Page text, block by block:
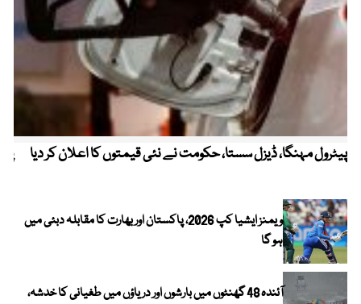
پیٹرول مہنگا، ڈیزل سستا، حکومت نے نئی قیمتوں کا اعلان کر دیا
ویمنز ایشیا کپ 2026، پاکستان اور بھارت کا مقابلہ دبئی میں
ہو گا
آئندہ 48 گھنٹوں میں بارشوں اور دریاؤں میں طغیانی کا خدشہ،